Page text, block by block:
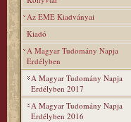
Az EME Kiadványai
Kiadó
A Magyar Tudomány Napja
Erdélyben
A Magyar Tudomány Napja
Erdélyben 2017
A Magyar Tudomány Napja
Erdélyben 2016